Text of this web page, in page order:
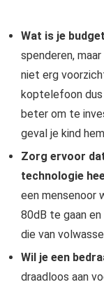
Wat is je
spenderen,
niet erg
koptelefoon dus
beter om te
geval je kind
Zorg ervoor
technologie
een mensenoor
80dB te gaan
die van
Wil je een
draadloos aan